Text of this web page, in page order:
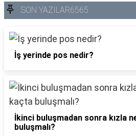
SON YAZILAR6565
İş yerinde pos nedir?
İkinci buluşmadan sonra kızla
buluşmalı?